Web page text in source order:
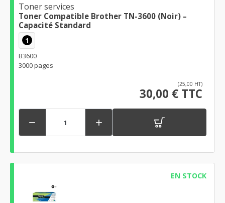
Toner services
Toner Compatible Brother TN-3600 (Noir) –
Capacité Standard
1
B3600
3000 pages
(25,00 HT)
30,00 € TTC
 
EN STOCK